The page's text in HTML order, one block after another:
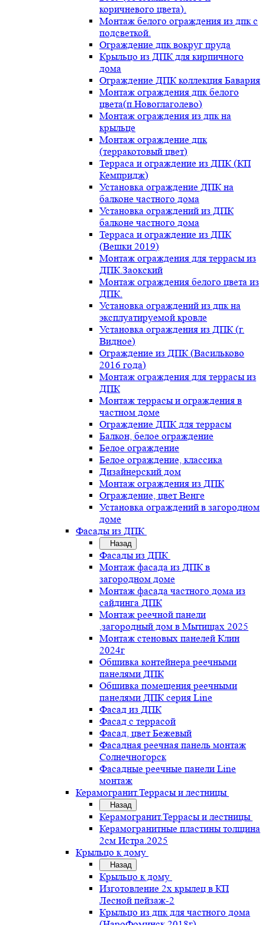
коричневого цвета).
Монтаж белого ограждения из дпк с
подсветкой.
Ограждение дпк вокруг пруда
Крыльцо из ДПК для кирпичного
дома
Ограждение ДПК коллекция Бавария
Монтаж ограждения дпк белого
цвета(п.Новоглаголево)
Монтаж ограждения из дпк на
крыльце
Монтаж ограждение дпк
(терракотовый цвет)
Терраса и ограждение из ДПК (КП
Кемпридж)
Установка ограждение ДПК на
балконе частного дома
Установка ограждений из ДПК
балконе частного дома
Терраса и ограждение из ДПК
(Вешки 2019)
Монтаж ограждения для террасы из
ДПК.Заокский
Монтаж ограждения белого цвета из
ДПК.
Установка ограждений из дпк на
эксплуатируемой кровле
Установка ограждения из ДПК (г.
Видное)
Ограждение из ДПК (Васильково
2016 года)
Монтаж ограждения для террасы из
ДПК
Монтаж террасы и ограждения в
частном доме
Ограждение ДПК для террасы
Балкон, белое ограждение
Белое ограждение
Белое ограждение, классика
Дизайнерский дом
Монтаж ограждения из ДПК
Ограждение, цвет Венге
Установка ограждений в загородном
доме
Фасады из ДПК
Назад
Фасады из ДПК
Монтаж фасада из ДПК в
загородном доме
Монтаж фасада частного дома из
сайдинга ДПК
Монтаж реечной панели
,загородный дом в Мытищах 2025
Монтаж стеновых панелей Клин
2024г
Обшивка контейнера реечными
панелями ДПК
Обшивка помещения реечными
панелями ДПК серия Line
Фасад из ДПК
Фасад с террасой
Фасад, цвет Бежевый
Фасадная реечная панель монтаж
Солнечногорск
Фасадные реечные панели Line
монтаж
Керамогранит.Террасы и лестницы
Назад
Керамогранит.Террасы и лестницы
Керамогранитные пластины толщина
2см Истра.2025
Крыльцо к дому
Назад
Крыльцо к дому
Изготовление 2х крылец в КП
Лесной пейзаж-2
Крыльцо из дпк для частного дома